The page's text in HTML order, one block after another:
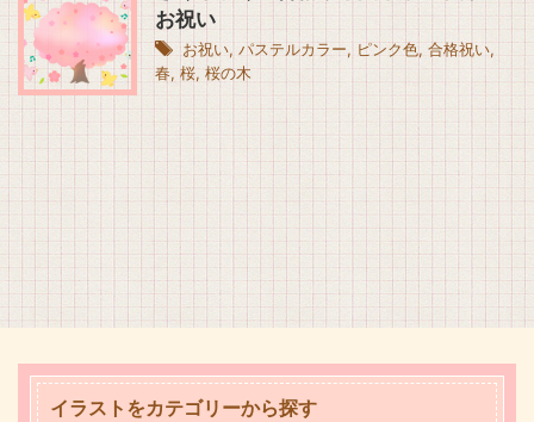
お祝い
お祝い, パステルカラー, ピンク色, 合格祝い,
春, 桜, 桜の木
イラストをカテゴリーから探す